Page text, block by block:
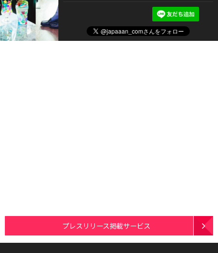
プレスリリース掲載サービス